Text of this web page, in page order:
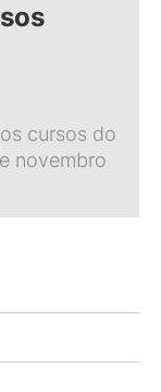
cursos do
novembro